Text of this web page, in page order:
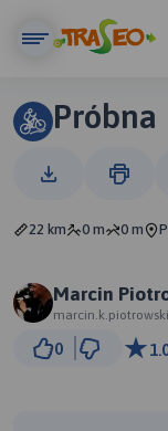
Próbna
22 km 0 m 0 m
Marcin
marcin.k.piotrowski
0